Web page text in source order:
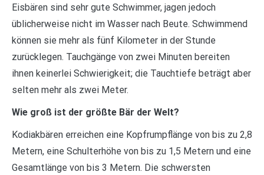
Eisbären sind sehr gute Schwimmer, jagen jedoch
üblicherweise nicht im Wasser nach Beute. Schwimmend
können sie mehr als fünf Kilometer in der Stunde
zurücklegen. Tauchgänge von zwei Minuten bereiten
ihnen keinerlei Schwierigkeit; die Tauchtiefe beträgt aber
selten mehr als zwei Meter.
Wie groß ist der größte Bär der Welt?
Kodiakbären erreichen eine Kopfrumpflänge von bis zu 2,8
Metern, eine Schulterhöhe von bis zu 1,5 Metern und eine
Gesamtlänge von bis 3 Metern. Die schwersten